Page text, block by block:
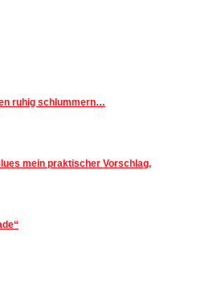
ruhig schlummern…
mein praktischer Vorschlag,